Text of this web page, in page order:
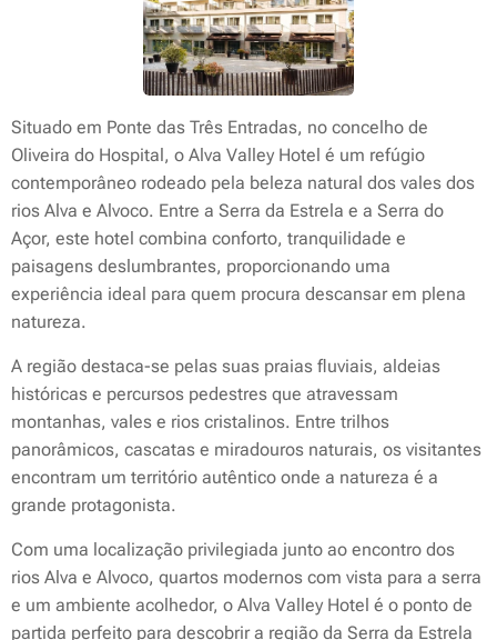
Situado em Ponte das Três Entradas, no concelho de
Oliveira do Hospital, o Alva Valley Hotel é um refúgio
contemporâneo rodeado pela beleza natural dos vales dos
rios Alva e Alvoco. Entre a Serra da Estrela e a Serra do
Açor, este hotel combina conforto, tranquilidade e
paisagens deslumbrantes, proporcionando uma
experiência ideal para quem procura descansar em plena
natureza.
A região destaca-se pelas suas praias fluviais, aldeias
históricas e percursos pedestres que atravessam
montanhas, vales e rios cristalinos. Entre trilhos
panorâmicos, cascatas e miradouros naturais, os visitantes
encontram um território autêntico onde a natureza é a
grande protagonista.
Com uma localização privilegiada junto ao encontro dos
rios Alva e Alvoco, quartos modernos com vista para a serra
e um ambiente acolhedor, o Alva Valley Hotel é o ponto de
partida perfeito para descobrir a região da Serra da Estrela